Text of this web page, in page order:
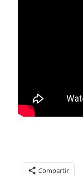
Compartir